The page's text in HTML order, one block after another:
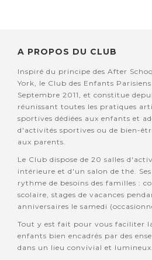
A PROPOS DU CLUB
Inspiré du principe des After
York, le Club des Enfants
Septembre 2011, et constitue
réunissant toutes les pratiques
sportives dédiées aux enfants et
d'activités sportives ou de bien-
aux parents.
Le Club dispose de 20 salles
intérieure et d'un salon de thé.
rythme de besoins des familles :
scolaire, stages de vacances
anniversaires le samedi
Tout y est fait pour vous faciliter
enfants bien encadrés par des
dans un lieu convivial et lumineux.